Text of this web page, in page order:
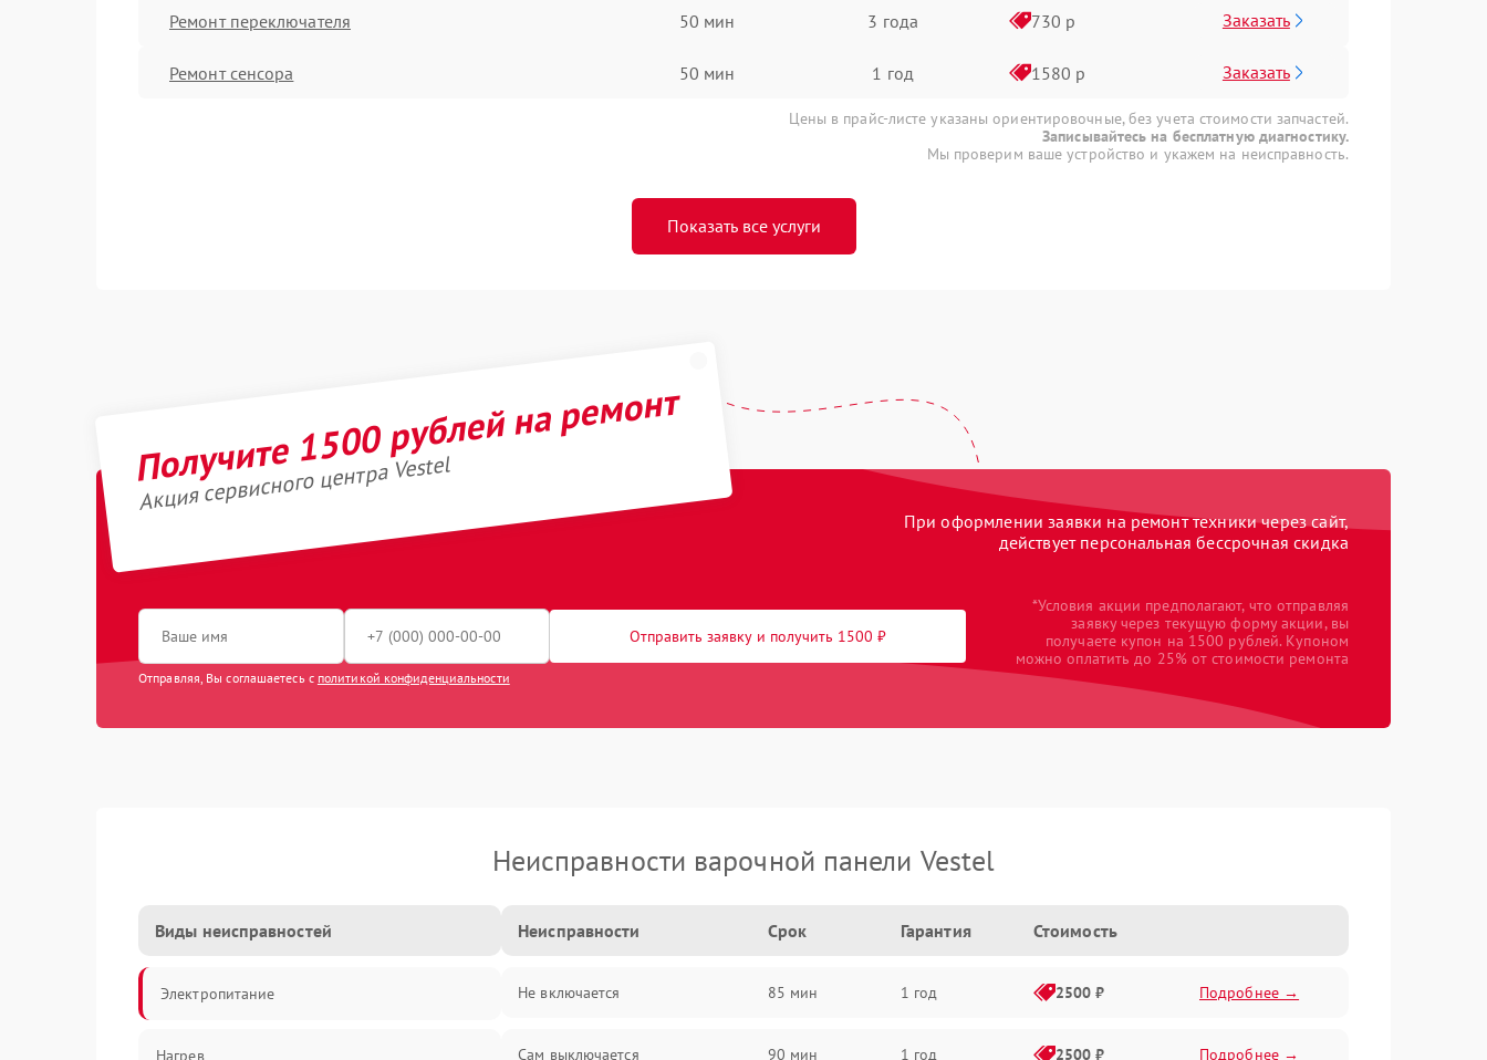
Ремонт переключателя 50 мин 3 года 730 р Заказать
Ремонт сенсора 50 мин 1 год 1580 р Заказать
Цены в прайс-листе указаны ориентировочные, без учета стоимости запчастей.
Записывайтесь на бесплатную диагностику.
Мы проверим ваше устройство и укажем на неисправность.
Показать все услуги
Получите 1500 рублей на ремонт
Акция сервисного центра Vestel
При оформлении заявки на ремонт техники через сайт,
действует персональная бессрочная скидка
Отправить заявку и получить 1500 ₽
Отправляя, Вы соглашаетесь с политикой конфиденциальности
*Условия акции предполагают, что отправляя
заявку через текущую форму акции, вы
получаете купон на 1500 рублей. Купоном
можно оплатить до 25% от стоимости ремонта
Неисправности варочной панели Vestel
Виды неисправностей
Электропитание
Нагрев
Неисправности Срок Гарантия Стоимость
Не включается 85 мин 1 год 2500 ₽ Подробнее →
Сам выключается 90 мин 1 год 2500 ₽ Подробнее →